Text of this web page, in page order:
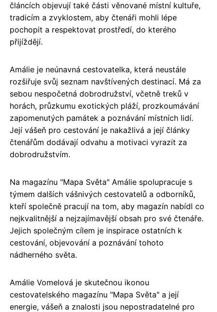
článcích objevují také části věnované místní kultuře,
tradicím a zvyklostem, aby čtenáři mohli lépe
pochopit a respektovat prostředí, do kterého
přijíždějí.
Amálie je neúnavná cestovatelka, která neustále
rozšiřuje svůj seznam navštívených destinací. Má za
sebou nespočetná dobrodružství, včetně treků v
horách, průzkumu exotických pláží, prozkoumávání
zapomenutých památek a poznávání místních lidí.
Její vášeň pro cestování je nakažlivá a její články
čtenářům dodávají odvahu a motivaci vyrazit za
dobrodružstvím.
Na magazínu "Mapa Světa" Amálie spolupracuje s
týmem dalších vášnivých cestovatelů a odborníků,
kteří společně pracují na tom, aby magazín nabídl co
nejkvalitnější a nejzajímavější obsah pro své čtenáře.
Jejich společným cílem je inspirace ostatních k
cestování, objevování a poznávání tohoto
nádherného světa.
Amálie Vomelová je skutečnou ikonou
cestovatelského magazínu "Mapa Světa" a její
energie, vášeň a znalosti jsou nepostradatelné pro